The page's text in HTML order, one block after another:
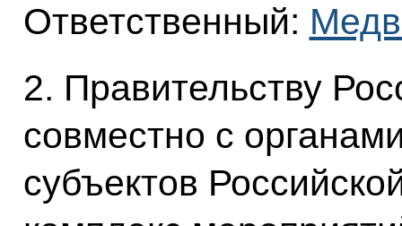
Ответственный:
2. Правительству
совместно с
субъектов